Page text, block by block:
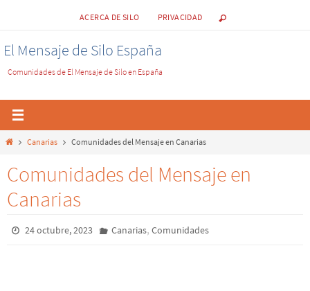
ACERCA DE SILO PRIVACIDAD
El Mensaje de Silo España
Comunidades de El Mensaje de Silo en España
Canarias Comunidades del Mensaje en Canarias
Comunidades del Mensaje en
Canarias
24 octubre, 2023 Canarias, Comunidades